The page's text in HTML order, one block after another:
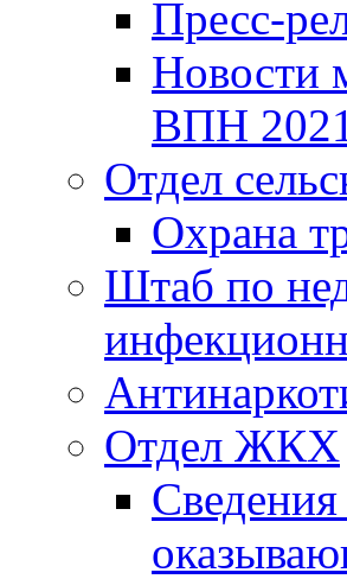
Пресс-
Новости
ВПН
Отдел
Охрана
Штаб по
Отдел ЖКХ